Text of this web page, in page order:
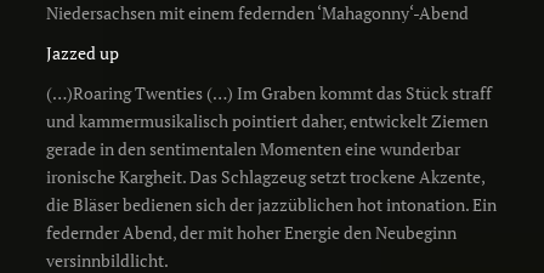
Niedersachsen mit einem federnden ‘Mahagonny‘-Abend
Jazzed up
(…)Roaring Twenties (…) Im Graben kommt das Stück straff
und kammermusikalisch pointiert daher, entwickelt Ziemen
gerade in den sentimentalen Momenten eine wunderbar
ironische Kargheit. Das Schlagzeug setzt trockene Akzente,
die Bläser bedienen sich der jazzüblichen hot intonation. Ein
federnder Abend, der mit hoher Energie den Neubeginn
versinnbildlicht.